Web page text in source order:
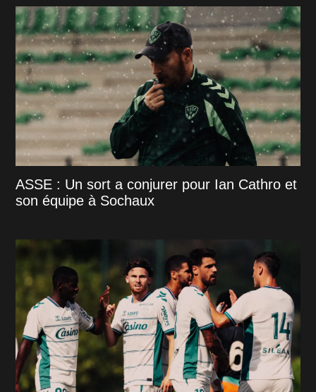
ASSE : Un sort a conjurer pour Ian Cathro et
son équipe à Sochaux